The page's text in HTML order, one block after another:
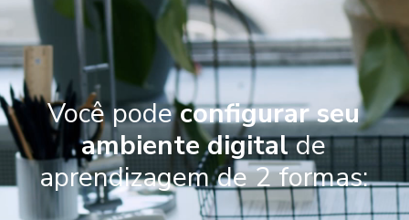
Você podeconfigurar seu
ambiente digitalde
aprendizagem de 2 formas: